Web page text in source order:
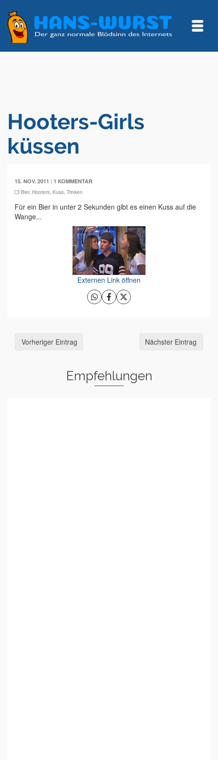
Hooters-Girls
küssen
15. NOV. 2011 | 1 KOMMENTAR
Bier, Hooters, Kuss, Trinken
Für ein Bier in unter 2 Sekunden gibt es einen Kuss auf die
Wange...
Externen Link öffnen
Vorheriger Eintrag Nächster Eintrag
Empfehlungen